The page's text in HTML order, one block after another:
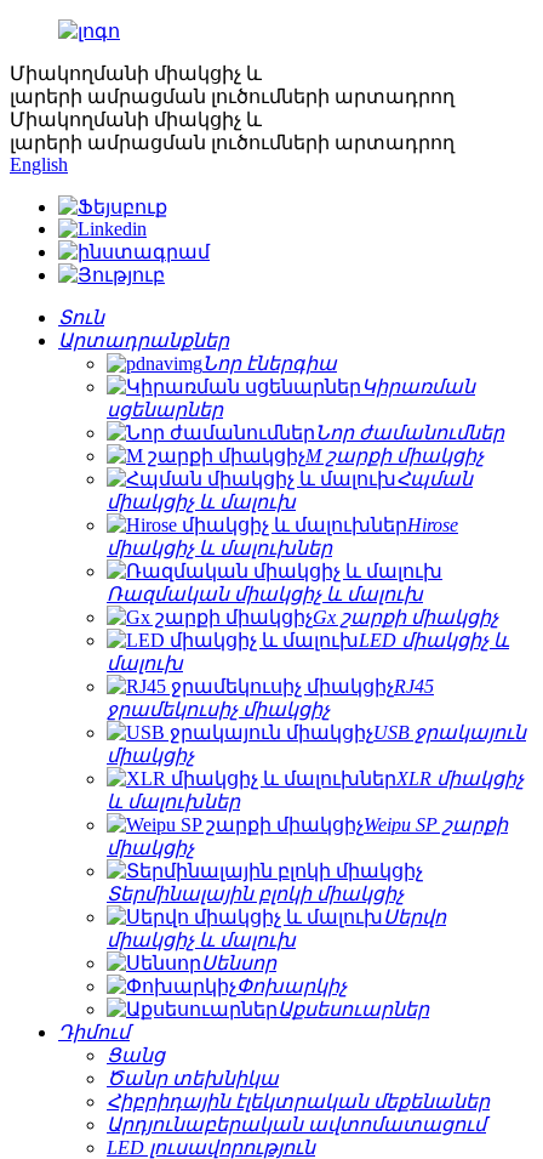
Միակողմանի միակցիչ և
լարերի ամրացման լուծումների արտադրող
Միակողմանի միակցիչ և
լարերի ամրացման լուծումների արտադրող
English
Տուն
Արտադրանքներ
Նոր էներգիա
Կիրառման
սցենարներ
Նոր ժամանումներ
M շարքի միակցիչ
Հպման
միակցիչ և մալուխ
Hirose
միակցիչ և մալուխներ
Ռազմական միակցիչ և մալուխ
Gx շարքի միակցիչ
LED միակցիչ և
մալուխ
RJ45
ջրամեկուսիչ միակցիչ
USB ջրակայուն
միակցիչ
XLR միակցիչ
և մալուխներ
Weipu SP շարքի
միակցիչ
Տերմինալային բլոկի միակցիչ
Սերվո
միակցիչ և մալուխ
Սենսոր
Փոխարկիչ
Աքսեսուարներ
Դիմում
Ցանց
Ծանր տեխնիկա
Հիբրիդային էլեկտրական մեքենաներ
Արդյունաբերական ավտոմատացում
LED լուսավորություն